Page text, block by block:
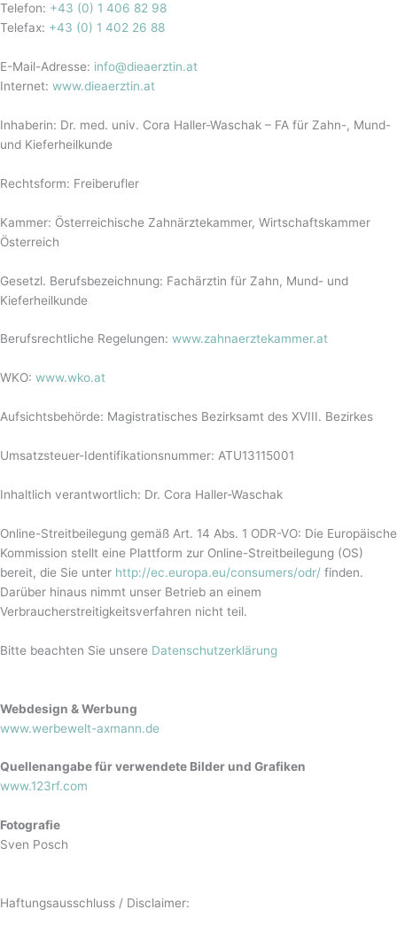
Telefon: +43 (0) 1 406 82 98
Telefax: +43 (0) 1 402 26 88
E-Mail-Adresse: info@dieaerztin.at
Internet: www.dieaerztin.at
Inhaberin: Dr. med. univ. Cora Haller-Waschak – FA für Zahn-, Mund-
und Kieferheilkunde
Rechtsform: Freiberufler
Kammer: Österreichische Zahnärztekammer, Wirtschaftskammer
Österreich
Gesetzl. Berufsbezeichnung: Fachärztin für Zahn, Mund- und
Kieferheilkunde
Berufsrechtliche Regelungen: www.zahnaerztekammer.at
WKO: www.wko.at
Aufsichtsbehörde: Magistratisches Bezirksamt des XVIII. Bezirkes
Umsatzsteuer-Identifikationsnummer: ATU13115001
Inhaltlich verantwortlich: Dr. Cora Haller-Waschak
Online-Streitbeilegung gemäß Art. 14 Abs. 1 ODR-VO: Die Europäische
Kommission stellt eine Plattform zur Online-Streitbeilegung (OS)
bereit, die Sie unter http://ec.europa.eu/consumers/odr/ finden.
Darüber hinaus nimmt unser Betrieb an einem
Verbraucherstreitigkeitsverfahren nicht teil.
Bitte beachten Sie unsere Datenschutzerklärung
Webdesign & Werbung
www.werbewelt-axmann.de
Quellenangabe für verwendete Bilder und Grafiken
www.123rf.com
Fotografie
Sven Posch
Haftungsausschluss / Disclaimer: